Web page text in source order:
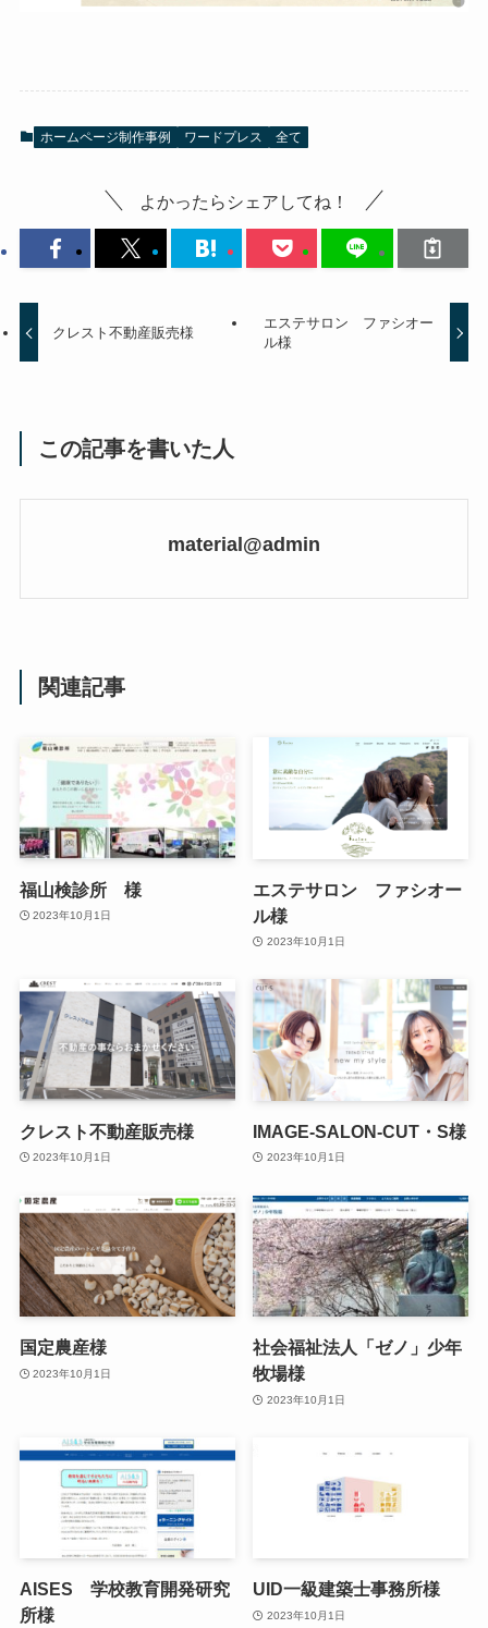
ホームページ制作事例 ワードプレス 全て
よかったらシェアしてね！
クレスト不動産販売様
エステサロン ファシオー
ル様
この記事を書いた人
material@admin
関連記事
福山検診所 様
2023年10月1日
エステサロン ファシオー
ル様
2023年10月1日
クレスト不動産販売様
2023年10月1日
IMAGE-SALON-CUT・S様
2023年10月1日
国定農産様
2023年10月1日
社会福祉法人「ゼノ」少年
牧場様
2023年10月1日
AISES 学校教育開発研究
所様
UID一級建築士事務所様
2023年10月1日